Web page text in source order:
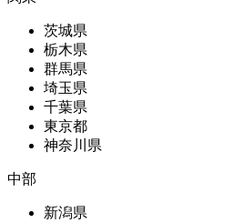
茨城県
栃木県
群馬県
埼玉県
千葉県
東京都
神奈川県
中部
新潟県